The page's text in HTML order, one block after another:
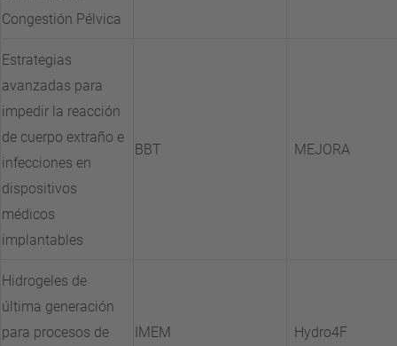
Congestión Pélvica
Estrategias
avanzadas para
impedir la reacción
de cuerpo extraño e
infecciones en
dispositivos
médicos
implantables
BBT MEJORA
Hidrogeles de
última generación
para procesos de
IMEM Hydro4F